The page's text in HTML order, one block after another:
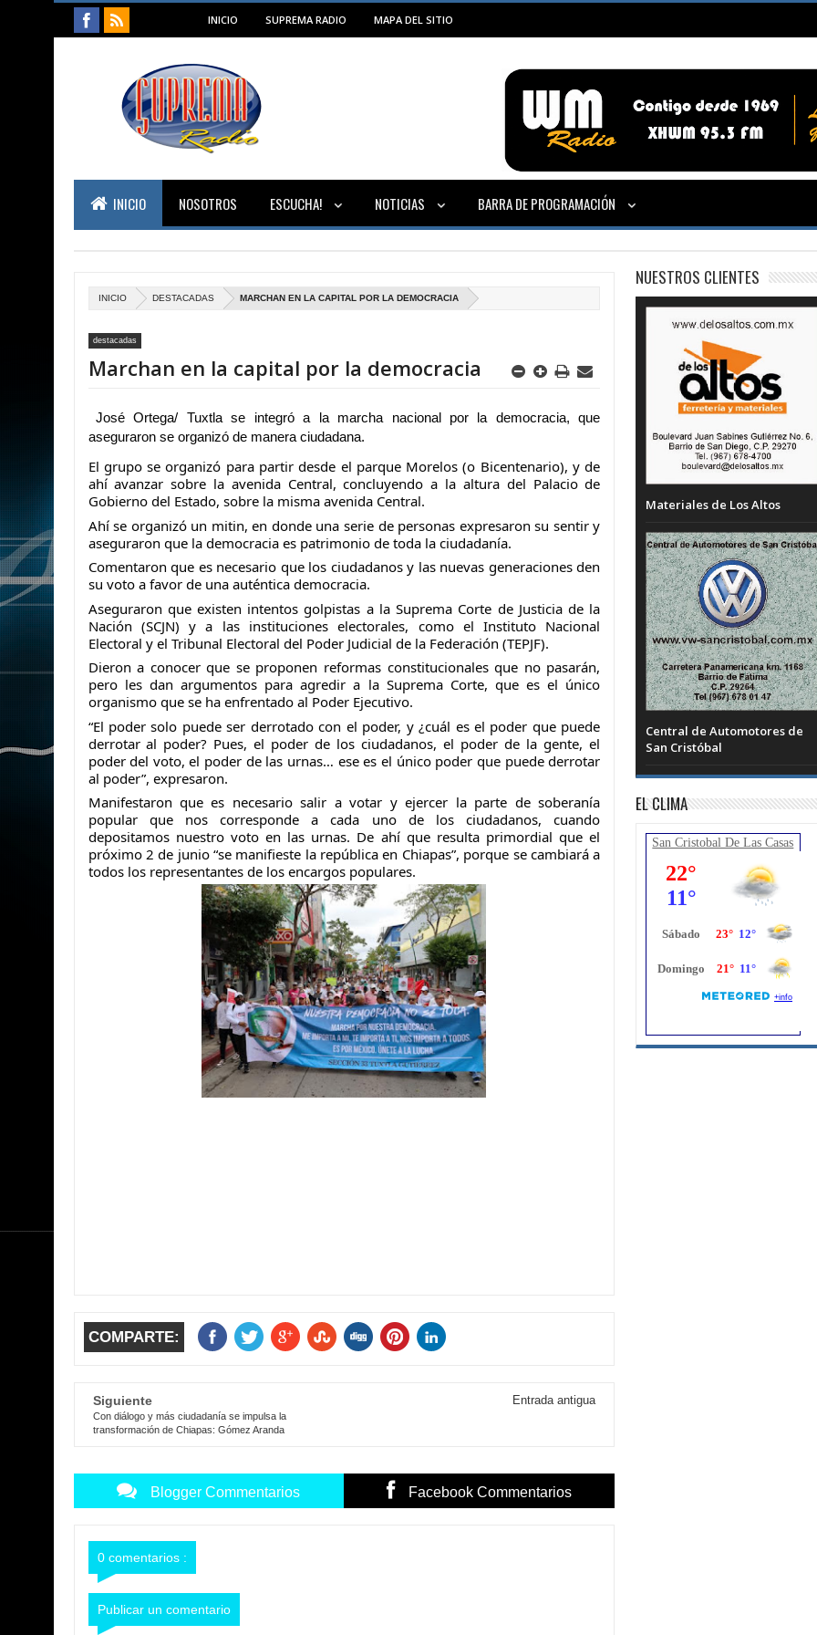
INICIO SUPREMA RADIO MAPA DEL SITIO
INICIO NOSOTROS ESCUCHA! NOTICIAS BARRA DE PROGRAMACIÓN
INICIO DESTACADAS MARCHAN EN LA CAPITAL POR LA DEMOCRACIA
destacadas
Marchan en la capital por la democracia
José Ortega/ Tuxtla se integró a la marcha nacional por la democracia, que
aseguraron se organizó de manera ciudadana.
El grupo se organizó para partir desde el parque Morelos (o Bicentenario), y de
ahí avanzar sobre la avenida Central, concluyendo a la altura del Palacio de
Gobierno del Estado, sobre la misma avenida Central.
Ahíse organizó un mitin, en donde una serie de personas expresaron su sentir y
aseguraron que la democracia es patrimonio de toda la ciudadanía.
Comentaron que es necesario que los ciudadanos y las nuevas generaciones den
su voto a favor de una auténtica democracia.
Aseguraron que existen intentos golpistas a la Suprema Corte de Justicia de la
Nación (SCJN) y a las instituciones electorales, como el Instituto Nacional
Electoral y el Tribunal Electoral del Poder Judicial de la Federación (TEPJF).
Dieron a conocer que se proponen reformas constitucionales que no pasarán,
pero les dan argumentos para agredir a la Suprema Corte, que es el único
organismo que se ha enfrentado al Poder Ejecutivo.
“El poder solo puede ser derrotado con el poder, y ¿cuál es el poder que puede
derrotar al poder? Pues, el poder de los ciudadanos, el poder de la gente, el
poder del voto, el poder de las urnas… ese es el único poder que puede derrotar
al poder”, expresaron.
Manifestaron que es necesario salir a votar y ejercer la parte de soberanía
popular que nos corresponde a cada uno de los ciudadanos, cuando
depositamos nuestro voto en las urnas. De ahí que resulta primordial que el
próximo 2 de junio “se manifieste la república en Chiapas”, porque se cambiará a
todos los representantes de los encargos populares.
COMPARTE:
Siguiente
Con diálogo y más ciudadanía se impulsa la
transformación de Chiapas: Gómez Aranda
Entrada antigua
Blogger Commentarios Facebook Commentarios
0 comentarios :
Publicar un comentario
NUESTROS CLIENTES
Materiales de Los Altos
Central de Automotores de
San Cristóbal
EL CLIMA
San Cristobal De Las Casas